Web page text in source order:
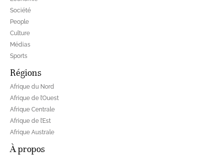
Société
People
Culture
Médias
Sports
Régions
Afrique du Nord
Afrique de l’Ouest
Afrique Centrale
Afrique de l’Est
Afrique Australe
À propos